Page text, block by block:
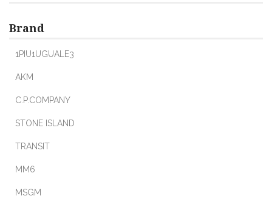
Brand
1PIU1UGUALE3
AKM
C.P.COMPANY
STONE ISLAND
TRANSIT
MM6
MSGM